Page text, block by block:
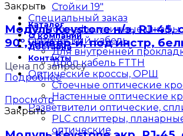
Стойки 19"
Специальный заказ
Термошкафы, уличные шкафы
Оптический кабель
Для внутренней
Дроп кабель FTTH
Оптические кроссы, ОРШ
Стоечные оптические
Настенные оптические
Разветвители оптические,
PLC сплиттеры,
оптические
Каталог
О компании
Доставка
Контакты
Закрыть
Модуль Keystone н/э, RJ-45,
90°,универ-й, под инстр,
Цена по запросу
Подробнее
Просмотр
Закрыть